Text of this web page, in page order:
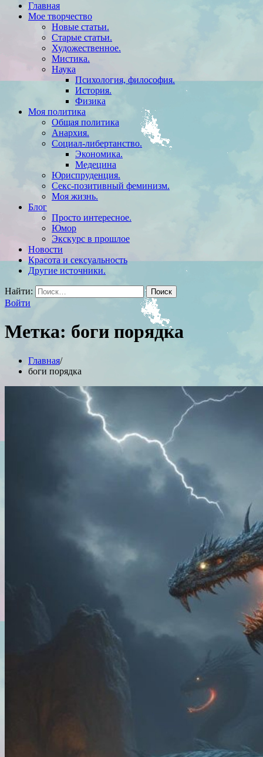
Главная
Мое творчество
Новые статьи.
Старые статьи.
Художественное.
Мистика.
Наука
Психология, философия.
История.
Физика
Моя политика
Общая политика
Анархия.
Социал-либертанство.
Экономика.
Медецина
Юриспруденция.
Секс-позитивный феминизм.
Моя жизнь.
Блог
Просто интересное.
Юмор
Экскурс в прошлое
Новости
Красота и сексуальность
Другие источники.
Найти:
Войти
Метка: боги порядка
Главная
боги порядка